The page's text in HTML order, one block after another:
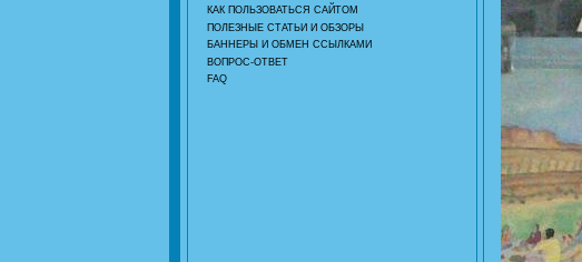
КАК ПОЛЬЗОВАТЬСЯ САЙТОМ
ПОЛЕЗНЫЕ СТАТЬИ И ОБЗОРЫ
БАННЕРЫ И ОБМЕН ССЫЛКАМИ
ВОПРОС-ОТВЕТ
FAQ